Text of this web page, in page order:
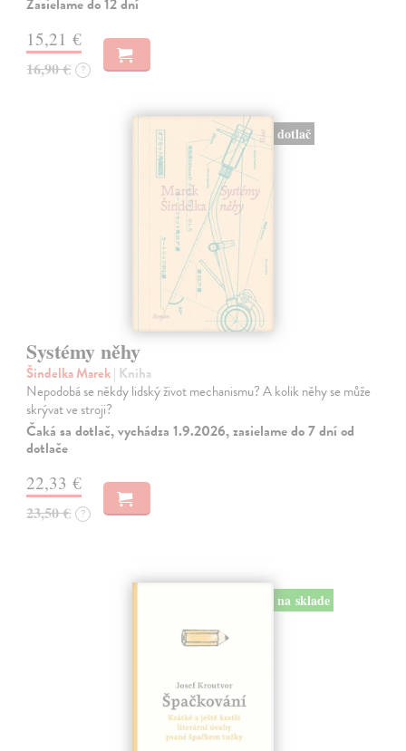
Zasielame do 12 dní
15,21 €
16,90 € ?
dotlač
Systémy něhy
Šindelka Marek| Kniha
Nepodobá se někdy lidský život mechanismu? A kolik něhy se může
skrývat ve stroji?
Čaká sa dotlač, vychádza 1.9.2026, zasielame do 7 dní od
dotlače
22,33 €
23,50 € ?
na sklade